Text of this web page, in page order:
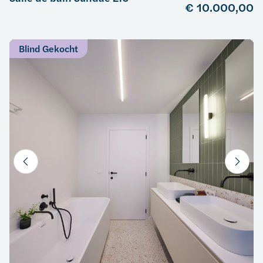
€ 10.000,00
Blind Gekocht